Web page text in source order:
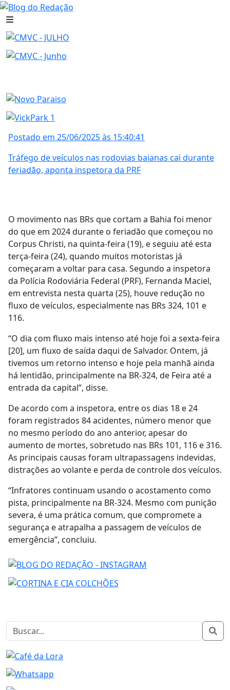
Postado em 25/06/2025 às 15:40:41
Tráfego de veículos nas rodovias baianas cai durante
feriadão, aponta inspetora da PRF
O movimento nas BRs que cortam a Bahia foi menor
do que em 2024 durante o feriadão que começou no
Corpus Christi, na quinta-feira (19), e seguiu até esta
terça-feira (24), quando muitos motoristas já
começaram a voltar para casa. Segundo a inspetora
da Polícia Rodoviária Federal (PRF), Fernanda Maciel,
em entrevista nesta quarta (25), houve redução no
fluxo de veículos, especialmente nas BRs 324, 101 e
116.
“O dia com fluxo mais intenso até hoje foi a sexta-feira
[20], um fluxo de saída daqui de Salvador. Ontem, já
tivemos um retorno intenso e hoje pela manhã ainda
há lentidão, principalmente na BR-324, de Feira até a
entrada da capital”, disse.
De acordo com a inspetora, entre os dias 18 e 24
foram registrados 84 acidentes, número menor que
no mesmo período do ano anterior, apesar do
aumento de mortes, sobretudo nas BRs 101, 116 e 316.
As principais causas foram ultrapassagens indevidas,
distrações ao volante e perda de controle dos veículos.
“Infratores continuam usando o acostamento como
pista, principalmente na BR-324. Mesmo com punição
severa, é uma prática comum, que compromete a
segurança e atrapalha a passagem de veículos de
emergência”, concluiu.